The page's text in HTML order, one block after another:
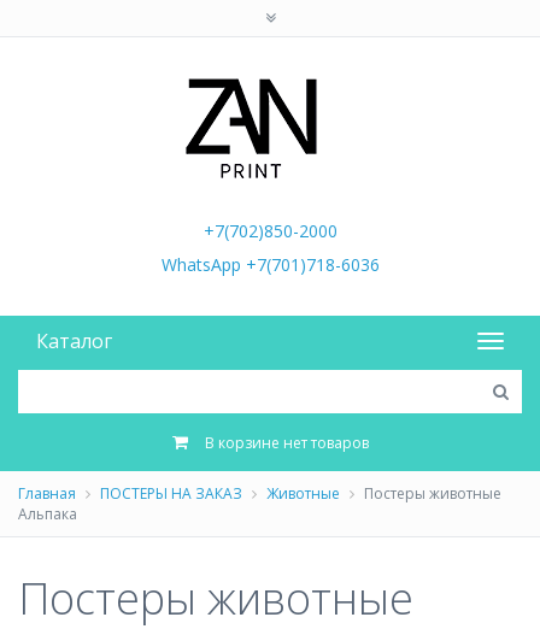
+7(702)850-2000
WhatsApp +7(701)718-6036
Каталог
В корзине нет товаров
Главная ПОСТЕРЫ НА ЗАКАЗ Животные
Постеры животные
Альпака
Постеры животные